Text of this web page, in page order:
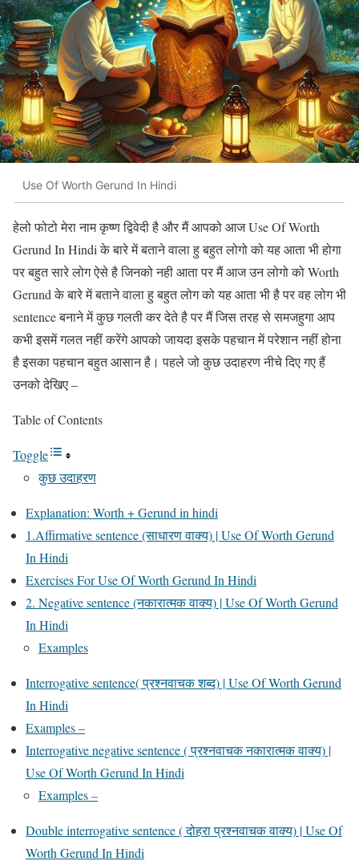
Use Of Worth Gerund In Hindi
हेलो फोटो मेरा नाम कृष्ण द्विवेदी है और मैं आपको आज Use Of Worth
Gerund In Hindi के बारे में बताने वाला हु बहुत लोगो को यह आता भी होगा
पर बहुत सारे लोग ऐसे है जिनको नही आता पर मैं आज उन लोगो को Worth
Gerund के बारे में बताने वाला हु बहुत लोग को यह आता भी है पर वह लोग भी
sentence बनाने में कुछ गलती कर देते है पर मैं जिस तरह से समजहुगा आप
कभी इसमें गलत नहीं करेंगे आपको जायदा इसके पहचान में परेशान नहीं होना
है इसका पहचान बहुत आसान है। पहले जो कुछ उदाहरण नीचे दिए गए हैं
उनको देखिए –
Table of Contents
Toggle
कुछ उदाहरण
Explanation: Worth + Gerund in hindi
1.Affirmative sentence (साधारण वाक्य) | Use Of Worth Gerund
In Hindi
Exercises For Use Of Worth Gerund In Hindi
2. Negative sentence (नकारात्मक वाक्य) | Use Of Worth Gerund
In Hindi
Examples
Interrogative sentence( प्रश्नवाचक शब्द) | Use Of Worth Gerund
In Hindi
Examples –
Interrogative negative sentence ( प्रश्नवाचक नकारात्मक वाक्य) |
Use Of Worth Gerund In Hindi
Examples –
Double interrogative sentence ( दोहरा प्रश्नवाचक वाक्य) | Use Of
Worth Gerund In Hindi